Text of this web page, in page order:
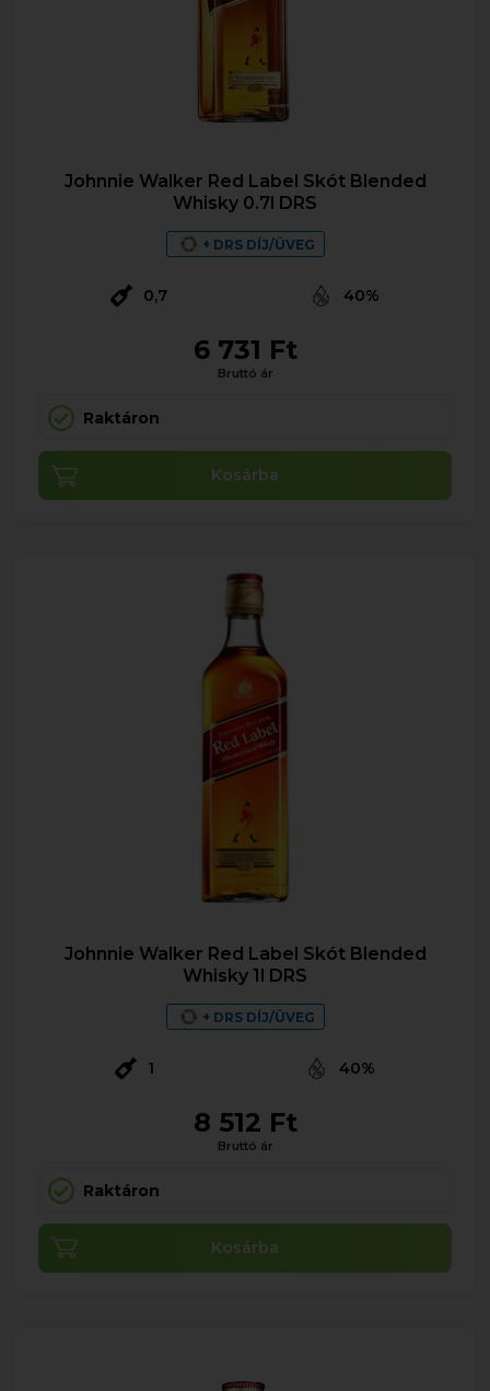
Johnnie Walker Red Label Skót Blended
Whisky 0.7l DRS
+ DRS DÍJ/ÜVEG
0,7 40%
6 731 Ft
Bruttó ár
Raktáron
Kosárba
Johnnie Walker Red Label Skót Blended
Whisky 1l DRS
+ DRS DÍJ/ÜVEG
1 40%
8 512 Ft
Bruttó ár
Raktáron
Kosárba